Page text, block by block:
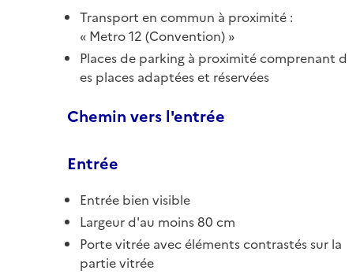
Transport en commun à proximité :
Metro 12 (Convention)
Places de parking à proximité comprenant d
es places adaptées et réservées
Chemin vers l'entrée
Entrée
Entrée bien visible
Largeur d'au moins 80 cm
Porte vitrée avec éléments contrastés sur la
partie vitrée